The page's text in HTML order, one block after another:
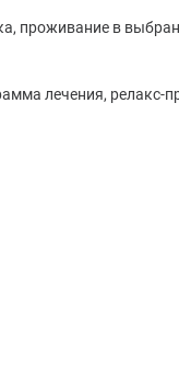
проживание в
лечения, релакс-